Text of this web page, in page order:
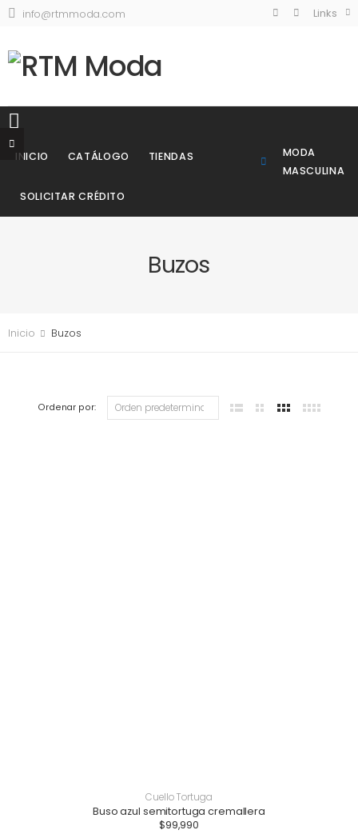
info@rtmmoda.com Links
INICIO CATÁLOGO TIENDAS
SOLICITAR CRÉDITO
MODA
MASCULINA
Buzos
Inicio Buzos
Cuello Tortuga
Buso azul semitortuga cremallera
$99,990